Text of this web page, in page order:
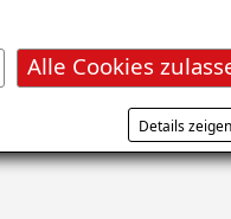
Alle Cookies
Details zeigen
und die
Institut für